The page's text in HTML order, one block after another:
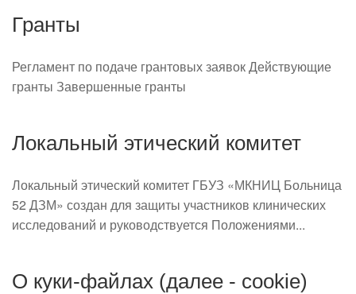
Гранты
Регламент по подаче грантовых заявок Действующие
гранты Завершенные гранты
Локальный этический комитет
Локальный этический комитет ГБУЗ «МКНИЦ Больница
52 ДЗМ» создан для защиты участников клинических
исследований и руководствуется Положениями...
О куки-файлах (далее - cookie)